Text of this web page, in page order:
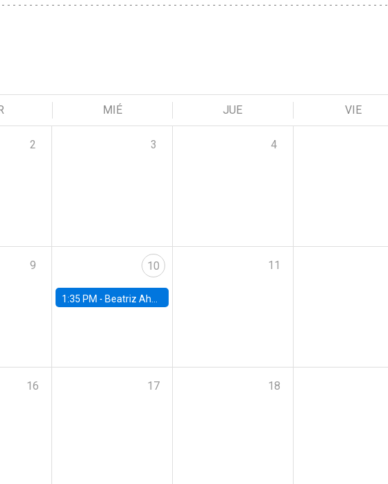
MIÉ JUE VIE
2 3 4
9 10
1:35 PM - Beatriz Ahumada, PhD candidate, Universidad de Pittsburgh
11
16 17 18